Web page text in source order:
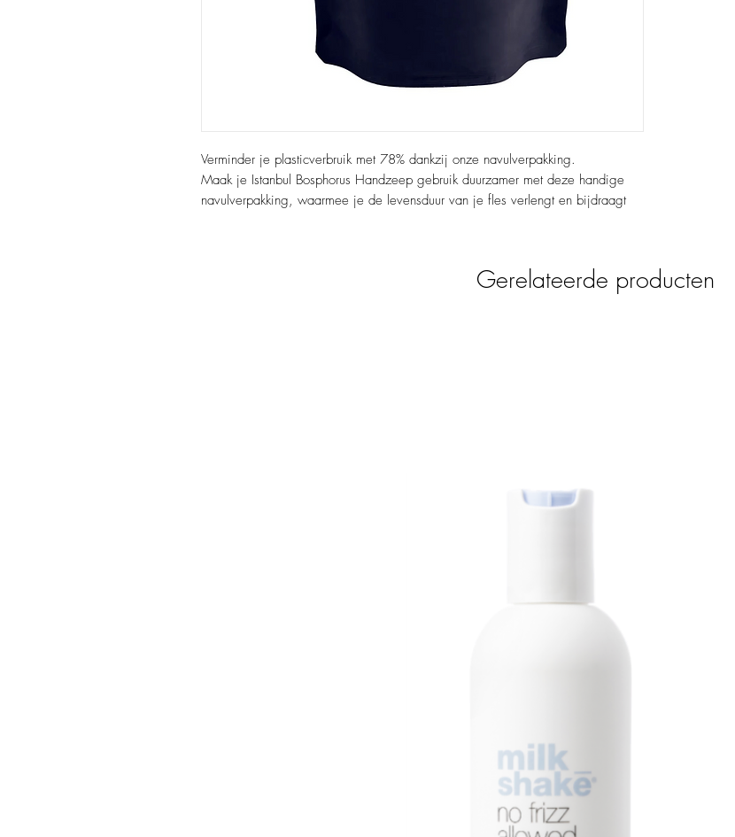
Verminder je plasticverbruik met 78% dankzij onze navulverpakking.
Maak je Istanbul Bosphorus Handzeep gebruik duurzamer met deze handige
navulverpakking, waarmee je de levensduur van je fles verlengt en bijdraagt
Gerelateerde producten